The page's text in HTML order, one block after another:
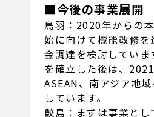
■今後の事業展開
鳥羽：2020年からの
始に向けて機能改修を
金調達を検討していま
を確立した後は、
ASEAN、南アジア地
しています。
鮫島：まずは事業とし